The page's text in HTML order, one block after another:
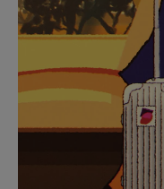
PAUSE
IT
IT